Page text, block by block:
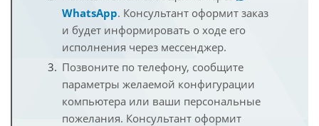
WhatsApp. Консультант оформит заказ
и будет информировать о ходе его
исполнения через мессенджер.
Позвоните по телефону, сообщите
параметры желаемой конфигурации
компьютера или ваши персональные
пожелания. Консультант оформит